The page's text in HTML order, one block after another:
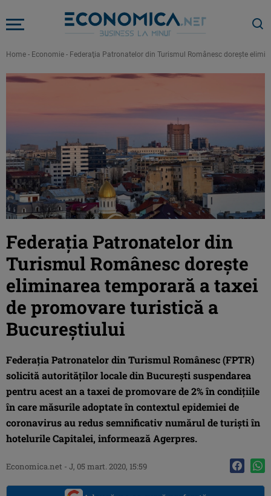
Home - Economie - Federaţia Patronatelor din Turismul Românesc dorește
Federaţia Patronatelor din
Turismul Românesc dorește
eliminarea temporară a taxei
de promovare turistică a
Bucureștiului
Federaţia Patronatelor din Turismul Românesc (FPTR)
solicită autorităţilor locale din Bucureşti suspendarea
pentru acest an a taxei de promovare de 2% în condiţiile
în care măsurile adoptate în contextul epidemiei de
coronavirus au redus semnificativ numărul de turişti în
hotelurile Capitalei, informează Agerpres.
Economica.net - J, 05 mart. 2020, 15:59